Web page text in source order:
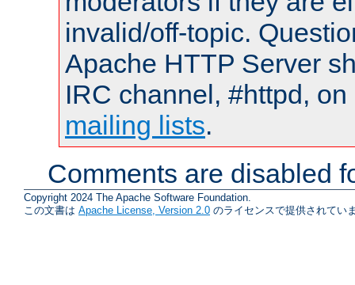
invalid/off-topic.
Apache HTTP Server
IRC channel, #httpd,
mailing lists.
Comments are disabled
Copyright 2024 The Apache Software Foundation.
この文書は Apache License, Version 2.0 のライセンスで提供されてい